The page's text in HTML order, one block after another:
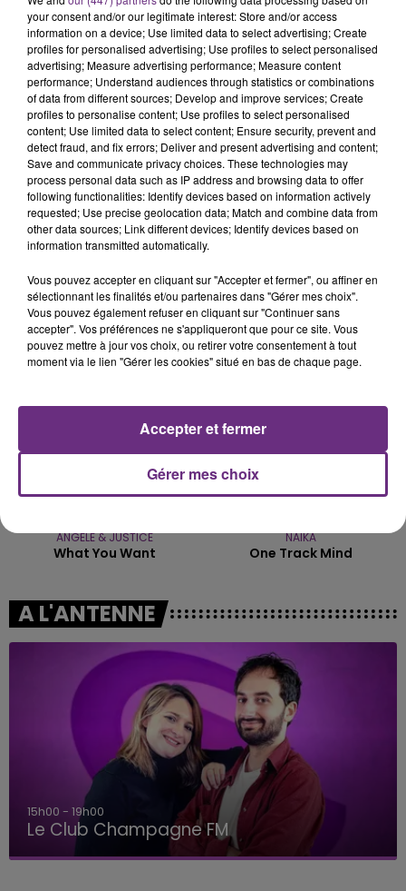
s'est avéré être plus précoce que prévu,
l'inspection du Travail en profite pour rappeler
les conditions de...
TITRES DIFFUSÉS
8h51
8h51
TEDDY SWIMS
Mr Know It All
8h47
8h47
SAM SMITH
Stay With Me
8h43
8h43
ANGELE & JUSTICE
What You Want
8h35
8h35
NAÏKA
One Track Mind
A L'ANTENNE
15h00 - 19h00
Le Club Champagne FM
your consent and/or our legitimate interest: Store and/or access
information on a device; Use limited data to select advertising; Create
profiles for personalised advertising; Use profiles to select personalised
advertising; Measure advertising performance; Measure content
performance; Understand audiences through statistics or combinations
of data from different sources; Develop and improve services; Create
profiles to personalise content; Use profiles to select personalised
content; Use limited data to select content; Ensure security, prevent and
detect fraud, and fix errors; Deliver and present advertising and content;
Save and communicate privacy choices. These technologies may
process personal data such as IP address and browsing data to offer
following functionalities: Identify devices based on information actively
requested; Use precise geolocation data; Match and combine data from
other data sources; Link different devices; Identify devices based on
information transmitted automatically.
Vous pouvez accepter en cliquant sur "Accepter et fermer", ou affiner en
sélectionnant les finalités et/ou partenaires dans "Gérer mes choix".
Vous pouvez également refuser en cliquant sur "Continuer sans
accepter". Vos préférences ne s'appliqueront que pour ce site. Vous
pouvez mettre à jour vos choix, ou retirer votre consentement à tout
moment via le lien "Gérer les cookies" situé en bas de chaque page.
Gérer mes choix
Accepter et fermer